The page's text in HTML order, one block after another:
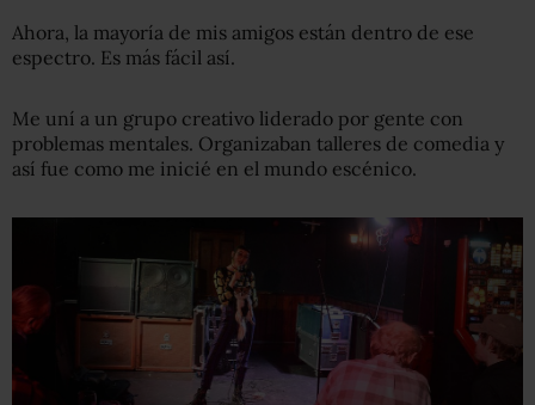
Ahora, la mayoría de mis amigos están dentro de ese
espectro. Es más fácil así.
Me uní a un grupo creativo liderado por gente con
problemas mentales. Organizaban talleres de comedia y
así fue como me inicié en el mundo escénico.